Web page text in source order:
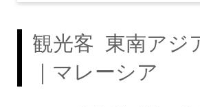
観光客 東南アジ
｜マレーシア